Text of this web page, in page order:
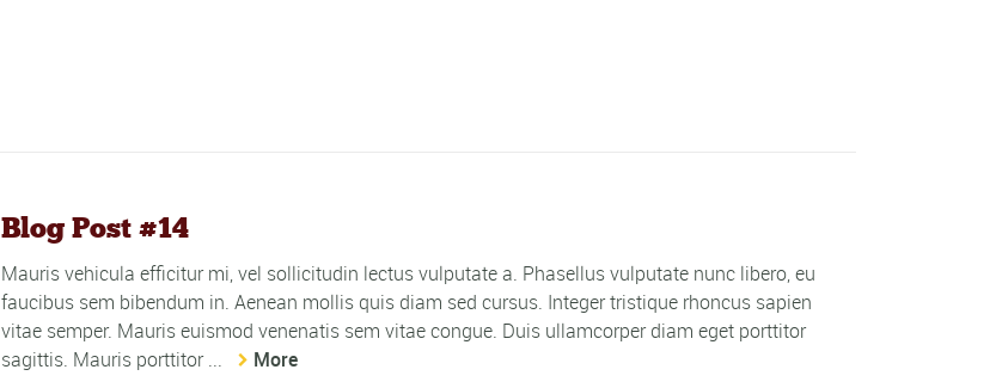
Blog Post #14
Mauris vehicula efficitur mi, vel sollicitudin lectus vulputate a. Phasellus vulputate nunc libero, eu
faucibus sem bibendum in. Aenean mollis quis diam sed cursus. Integer tristique rhoncus sapien
vitae semper. Mauris euismod venenatis sem vitae congue. Duis ullamcorper diam eget porttitor
sagittis. Mauris porttitor ...
More